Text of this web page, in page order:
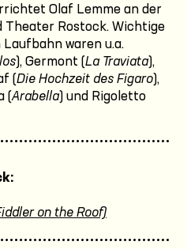
Olaf Lemme an der
Theater Rostock. Wichtige
waren u.a.
), Germont (La Traviata),
(Die Hochzeit des Figaro),
(Arabella) und Rigoletto
on the Roof)